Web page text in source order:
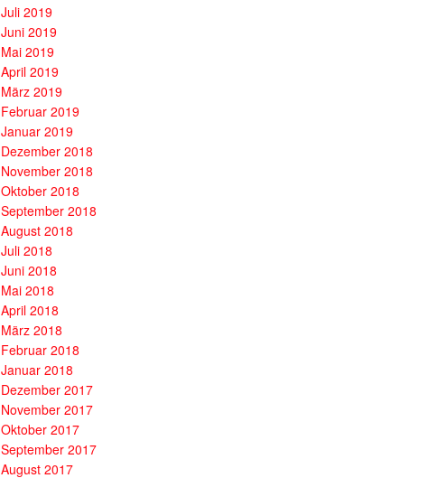
Juli 2019
Juni 2019
Mai 2019
April 2019
März 2019
Februar 2019
Januar 2019
Dezember 2018
November 2018
Oktober 2018
September 2018
August 2018
Juli 2018
Juni 2018
Mai 2018
April 2018
März 2018
Februar 2018
Januar 2018
Dezember 2017
November 2017
Oktober 2017
September 2017
August 2017